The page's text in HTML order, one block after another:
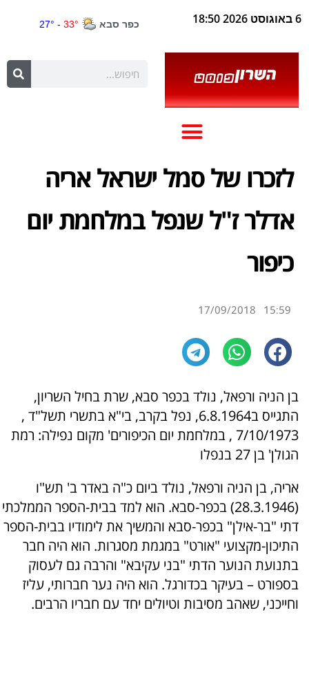
6 באוגוסט 2026 18:50
לזכרו של סמל ישראל אריה
אדלר ז"ל שנפל במלחמת יום
כיפור
15:59
17/09/2018
בן הניה ורפאל, נולד בכפר סבא, שרת בחיל השריון,
התגייס ב6.8.1964, נפל בקרב, בי"א בתשרי תשל"ד ,
7/10/1973 , במלחמת יום הכיפורים' מקום נפילה: רמת
הגולן' בן 27 בנפלו
אריה, בן הניה ורפאל, נולד ביום כ"ה באדר ב' תש"ו
(28.3.1946) בכפר-סבא. הוא למד בבית-הספר הממלכתי
דתי "בר-אילן" בכפר-סבא והמשיך את לימודיו בבית-הספר
התיכון-מקצועי "אורט" במגמת מסגרות. הוא היה חבר
בתנועת הנוער הדתי "בני עקיבא" והרבה גם לעסוק
בספורט – בעיקר בכדורגל. הוא היה נער חברותי, עליז
וחייכני, שאהב מסיבות וטיולים יחד עם חבריו הרבים.